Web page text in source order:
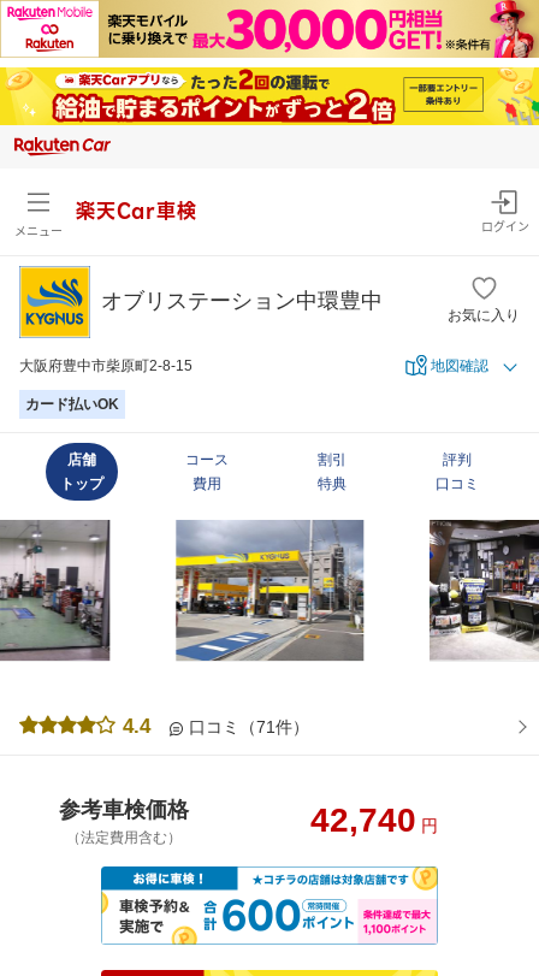
メニュー
楽天Car車検
ログイン
オブリステーション中環豊中
お気に入り
大阪府豊中市柴原町2-8-15 地図確認
カード払いOK
店舗
トップ
コース
費用
割引
特典
評判
口コミ
4.4 口コミ（71件）
参考車検価格
（法定費用含む） 42,740 円